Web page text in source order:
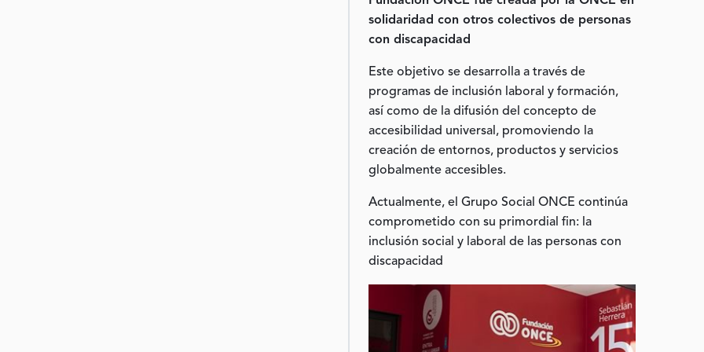
solidaridad con otros colectivos de personas
con discapacidad
Este objetivo se desarrolla a través de
programas de inclusión laboral y formación,
así como de la difusión del concepto de
accesibilidad universal, promoviendo la
creación de entornos, productos y servicios
globalmente accesibles.
Actualmente, el Grupo Social ONCE continúa
comprometido con su primordial fin: la
inclusión social y laboral de las personas con
discapacidad